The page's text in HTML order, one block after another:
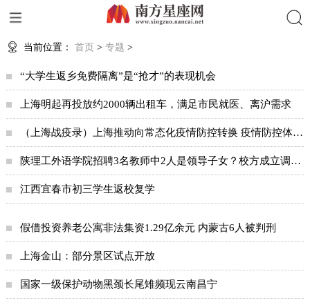
当前位置： 首页 > 专题 >
“大学生返乡免费隔离”是“抢才”的表现机会
上海明起再投放约2000辆出租车，满足市民就医、离沪需求
（上海战疫录）上海推动向常态化疫情防控转换 疫情防控体系保持激活状态
陕理工外语学院招聘3名教师中2人是领导子女？校方成立调查组
江西宜春市初三学生返校复学
假借投资养老公寓非法集资1.29亿余元 内蒙古6人被判刑
上海金山：部分景区试点开放
国家一级保护动物黑颈长尾雉频现云南昌宁